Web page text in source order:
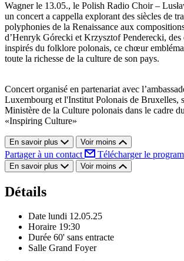
Wagner le 13.05., le Polish Radio Choir –
un concert a cappella explorant des siècles de
polyphonies de la Renaissance aux
d’Henryk Górecki et Krzysztof Penderecki, des
inspirés du folklore polonais, ce chœur
toute la richesse de la culture de son pays.
Concert organisé en partenariat avec
Luxembourg et l'Institut Polonais de Bruxelles,
Ministère de la Culture polonais dans le cadre
«Inspiring Culture»
En savoir plus Voir moins
Partager à un contact Télécharger le
En savoir plus Voir moins
Détails
Date lundi 12.05.25
Horaire 19:30
Durée 60' sans entracte
Salle Grand Foyer